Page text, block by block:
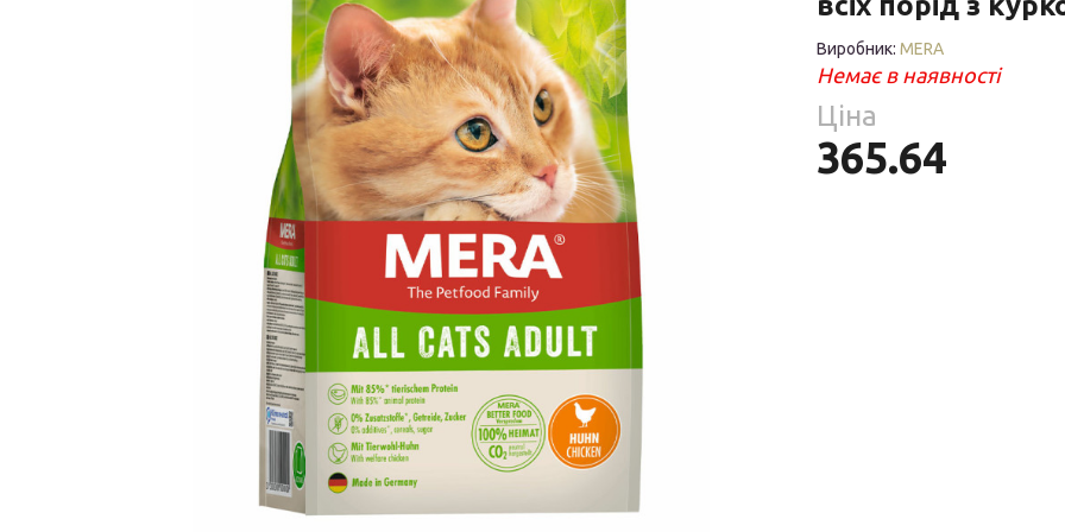
Крупи
Соуси
Консервація
Східна кухня
Снеки та закуски
Харчові
інгредієнти
Рослинна олія
Борошно та
висівки
Подарункові
набори
Виробник: MERA
Немає в наявності
Ціна
365.64